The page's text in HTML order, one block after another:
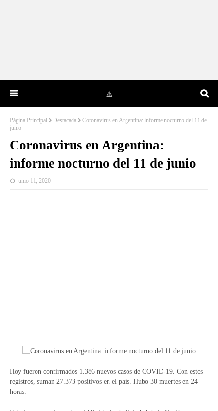
Página Principal Destacada
Coronavirus en Argentina: informe nocturno del 11 de
junio
Coronavirus en Argentina:
informe nocturno del 11 de junio
junio 11, 2020
Hoy fueron confirmados 1.386 nuevos casos de COVID-19. Con estos
registros, suman 27.373 positivos en el país. Hubo 30 muertes en 24
horas.